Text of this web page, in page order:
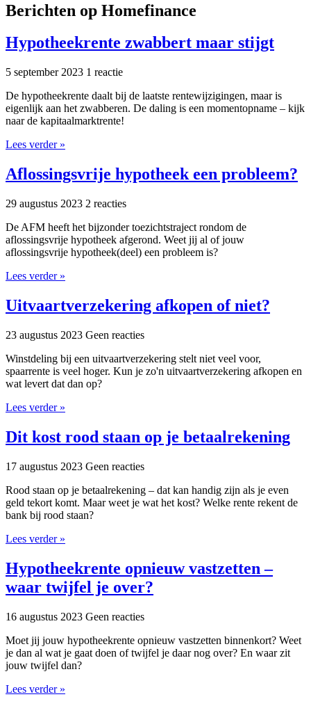
Berichten op Homefinance
Hypotheekrente zwabbert maar stijgt
5 september 2023 1 reactie
De hypotheekrente daalt bij de laatste rentewijzigingen, maar is
eigenlijk aan het zwabberen. De daling is een momentopname – kijk
naar de kapitaalmarktrente!
Lees verder »
Aflossingsvrije hypotheek een probleem?
29 augustus 2023 2 reacties
De AFM heeft het bijzonder toezichtstraject rondom de
aflossingsvrije hypotheek afgerond. Weet jij al of jouw
aflossingsvrije hypotheek(deel) een probleem is?
Lees verder »
Uitvaartverzekering afkopen of niet?
23 augustus 2023 Geen reacties
Winstdeling bij een uitvaartverzekering stelt niet veel voor,
spaarrente is veel hoger. Kun je zo'n uitvaartverzekering afkopen en
wat levert dat dan op?
Lees verder »
Dit kost rood staan op je betaalrekening
17 augustus 2023 Geen reacties
Rood staan op je betaalrekening – dat kan handig zijn als je even
geld tekort komt. Maar weet je wat het kost? Welke rente rekent de
bank bij rood staan?
Lees verder »
Hypotheekrente opnieuw vastzetten –
waar twijfel je over?
16 augustus 2023 Geen reacties
Moet jij jouw hypotheekrente opnieuw vastzetten binnenkort? Weet
je dan al wat je gaat doen of twijfel je daar nog over? En waar zit
jouw twijfel dan?
Lees verder »